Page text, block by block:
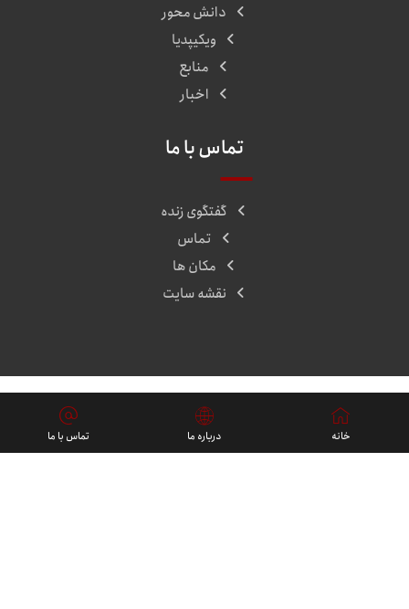
دانش محور
ویکیپدیا
منابع
اخبار
تماس با ما
گفتگوی زنده
تماس
مکان ها
نقشه سایت
پروژه ها
خانه درباره ما تماس با ما